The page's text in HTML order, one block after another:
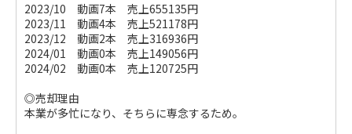
2023/10 動画7本 売上655135円
2023/11 動画4本 売上521178円
2023/12 動画2本 売上316936円
2024/01 動画0本 売上149056円
2024/02 動画0本 売上120725円
◎売却理由
本業が多忙になり、そちらに専念するため。